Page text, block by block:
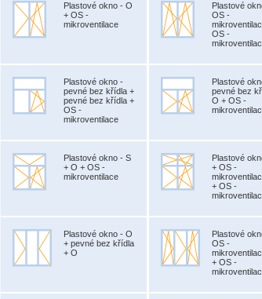
Plastové okno - O
+ OS -
mikroventilace
Plastové
OS -
OS -
Plastové okno -
pevné bez křídla +
pevné bez křídla +
OS -
mikroventilace
Plastové
pevné bez
O + OS -
Plastové okno - S
+ O + OS -
mikroventilace
Plastové
+ OS -
+ OS -
Plastové okno - O
+ pevné bez křídla
+ O
Plastové
OS -
+ OS -